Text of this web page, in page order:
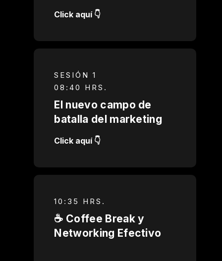
Click aquí 👇
SESIÓN 1
08:40 HRS.
El nuevo campo de
batalla del marketing
Click aquí 👇
10:35 HRS.
☕️ Coffee Break y
Networking Efectivo